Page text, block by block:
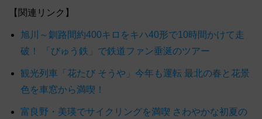
【関連リンク】
旭川～釧路間約400キロをキハ40形で10時間かけて走
破！ 「びゅう鉄」で鉄道ファン垂涎のツアー
観光列車「花たび そうや」今年も運転 最北の春と花景
色を車窓から満喫！
富良野・美瑛でサイクリングを満喫 さわやかな初夏の